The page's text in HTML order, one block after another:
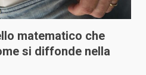
matematico che
si diffonde nella